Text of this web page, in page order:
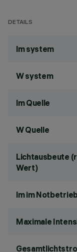
DETAILS
lm system
W system
lm Quelle
W Quelle
Lichtausbeute
Wert)
lm im
Maximale